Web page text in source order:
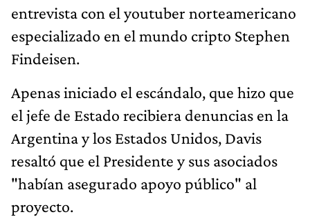
entrevista con el youtuber norteamericano
especializado en el mundo cripto Stephen
Findeisen.
Apenas iniciado el escándalo, que hizo que
el jefe de Estado recibiera denuncias en la
Argentina y los Estados Unidos, Davis
resaltó que el Presidente y sus asociados
"habían asegurado apoyo público" al
proyecto.